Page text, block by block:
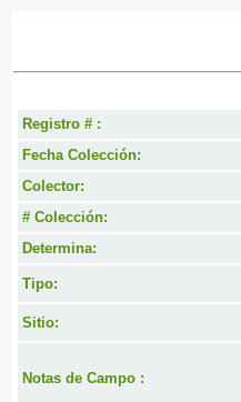
Registro # :
Fecha Colección:
Colector:
# Colección:
Determina:
Tipo:
Sitio:
Notas de Campo :